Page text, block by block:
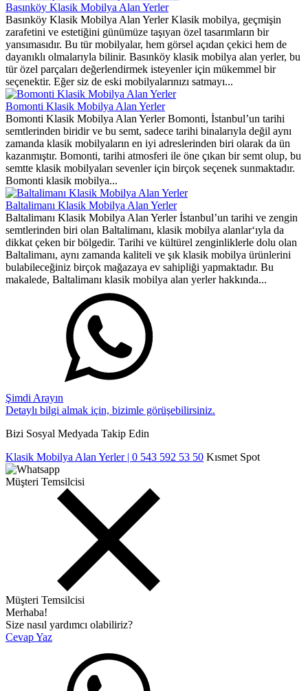
Basınköy Klasik Mobilya Alan Yerler
Basınköy Klasik Mobilya Alan Yerler Klasik mobilya, geçmişin
zarafetini ve estetiğini günümüze taşıyan özel tasarımların bir
yansımasıdır. Bu tür mobilyalar, hem görsel açıdan çekici hem de
dayanıklı olmalarıyla bilinir. Basınköy klasik mobilya alan yerler, bu
tür özel parçaları değerlendirmek isteyenler için mükemmel bir
seçenektir. Eğer siz de eski mobilyalarınızı satmayı...
Bomonti Klasik Mobilya Alan Yerler
Bomonti Klasik Mobilya Alan Yerler Bomonti, İstanbul’un tarihi
semtlerinden biridir ve bu semt, sadece tarihi binalarıyla değil aynı
zamanda klasik mobilyaların en iyi adreslerinden biri olarak da ün
kazanmıştır. Bomonti, tarihi atmosferi ile öne çıkan bir semt olup, bu
semtte klasik mobilyaları sevenler için birçok seçenek sunmaktadır.
Bomonti klasik mobilya...
Baltalimanı Klasik Mobilya Alan Yerler
Baltalimanı Klasik Mobilya Alan Yerler İstanbul’un tarihi ve zengin
semtlerinden biri olan Baltalimanı, klasik mobilya alanlar‘ıyla da
dikkat çeken bir bölgedir. Tarihi ve kültürel zenginliklerle dolu olan
Baltalimanı, aynı zamanda kaliteli ve şık klasik mobilya ürünlerini
bulabileceğiniz birçok mağazaya ev sahipliği yapmaktadır. Bu
makalede, Baltalimanı klasik mobilya alan yerler hakkında...
Şimdi Arayın
Detaylı bilgi almak için, bizimle görüşebilirsiniz.
Bizi Sosyal Medyada Takip Edin
Klasik Mobilya Alan Yerler | 0 543 592 53 50 Kısmet Spot
Müşteri Temsilcisi
Müşteri Temsilcisi
Merhaba!
Size nasıl yardımcı olabiliriz?
Cevap Yaz